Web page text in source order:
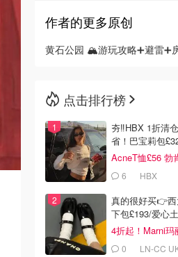
作者的更多原创
黄石公园 🏔游玩攻略➕避雷➕
点击排行榜
夯‼️HBX 1折清
省！巴宝莉包
AcneT恤£56 勃
6 HBX
真的很好买👉
下包£193/爱心
4折起！Marni玛
0 LN-CC